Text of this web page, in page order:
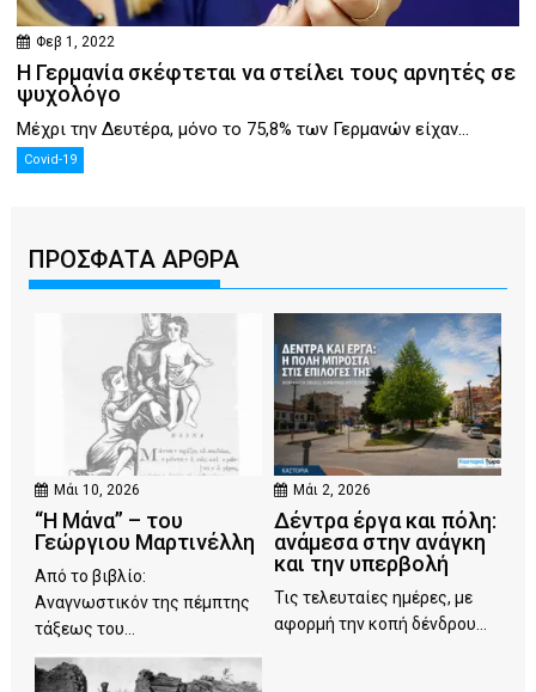
Φεβ 1, 2022
Η Γερμανία σκέφτεται να στείλει τους αρνητές σε
ψυχολόγο
Μέχρι την Δευτέρα, μόνο το 75,8% των Γερμανών είχαν...
Covid-19
ΠΡΟΣΦΑΤΑ ΑΡΘΡΑ
Μάι 10, 2026
“Η Μάνα” – του
Γεώργιου Μαρτινέλλη
Από το βιβλίο:
Αναγνωστικόν της πέμπτης
τάξεως του...
Μάι 2, 2026
Δέντρα έργα και πόλη:
ανάμεσα στην ανάγκη
και την υπερβολή
Τις τελευταίες ημέρες, με
αφορμή την κοπή δένδρου...